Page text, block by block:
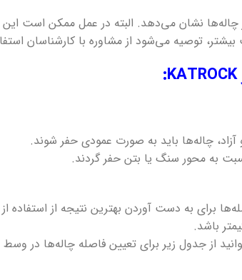
چاله‌ها نشان می‌دهد. البته در عمل ممکن است این
توصیه می‌شود از مشاوره با کارشناسان
KATROCK
:
چاله‌ها باید به صورت عمودی حفر شوند.
برای به دست آوردن بهترین نتیجه از استفاده از